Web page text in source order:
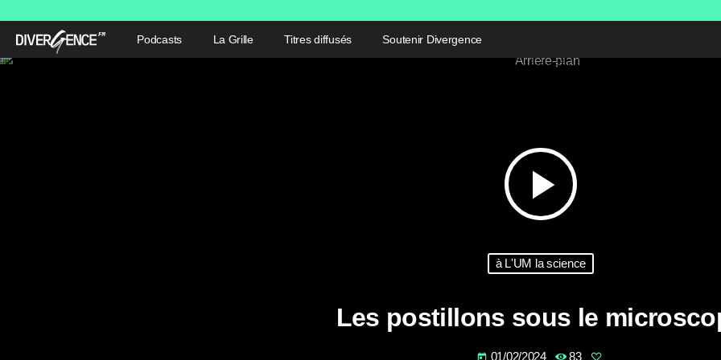
Podcasts La Grille Titres diffusés Soutenir Divergence
play_arrow
à L'UM la science
Les postillons sous le
today 01/02/2024 83